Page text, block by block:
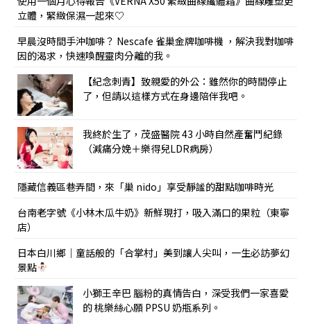
立體，緊緻保濕一起來♡
早晨沒時間手沖咖啡？ Nescafe 雀巢金牌咖啡機 ，解決我對咖啡
因的渴求，快速喚醒靈肉分離的我。
【紀念刺青】致親愛的外公：雖然你的時間停止
了，但請以這樣方式在身邊陪伴我吧。
我終於生了，茂盛醫院 43 小時自然產奮鬥紀錄
（減痛分娩＋樂得兒LDR病房）
隱藏信義區巷弄間，來「巢 nido」享受靜謐的甜點咖啡時光
台南老字號《小林木瓜牛奶》新鮮現打，吸入滿口的果粒（東寧
店）
日本白川鄉｜童話般的「合掌村」美到讓人尖叫，一生必訪夢幻
景點
小獅王辛巴 腦粉的真情告白，深受我們一家喜愛
的 桃樂絲心願 PPSU 奶瓶系列。